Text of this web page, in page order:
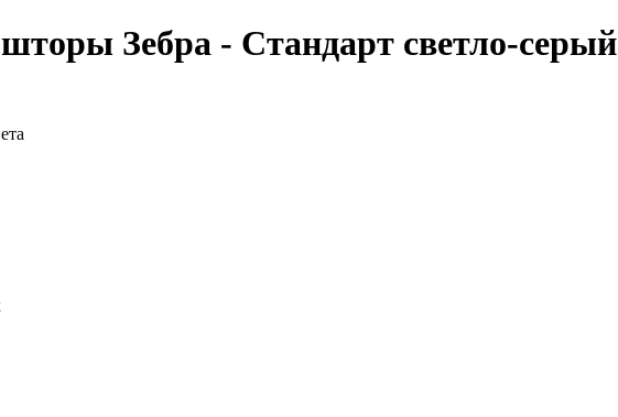
Зебра - Стандарт светло-серый